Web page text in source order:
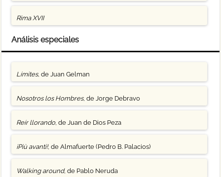
Rima XVII
Análisis especiales
Límites, de Juan Gelman
Nosotros los Hombres, de Jorge Debravo
Reír llorando, de Juan de Dios Peza
¡Più avanti!, de Almafuerte (Pedro B. Palacios)
Walking around, de Pablo Neruda